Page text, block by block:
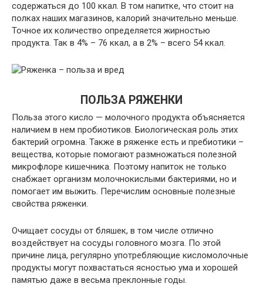
содержаться до 100 ккал. В том напитке, что стоит на
полках наших магазинов, калорий значительно меньше.
Точное их количество определяется жирностью
продукта. Так в 4% – 76 ккал, а в 2% – всего 54 ккал.
ПОЛЬЗА РЯЖЕНКИ
Польза этого кисло — молочного продукта объясняется
наличием в нем пробиотиков. Биологическая роль этих
бактерий огромна. Также в ряженке есть и пребиотики –
вещества, которые помогают размножаться полезной
микрофлоре кишечника. Поэтому напиток не только
снабжает организм молочнокислыми бактериями, но и
помогает им выжить. Перечислим основные полезные
свойства ряженки.
Очищает сосуды от бляшек, в том числе отлично
воздействует на сосуды головного мозга. По этой
причине лица, регулярно употребляющие кисломолочные
продукты могут похвастаться ясностью ума и хорошей
памятью даже в весьма преклонные годы.